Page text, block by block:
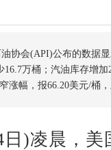
协会(API)公布的数据
万桶；汽油库存增
涨幅，报66.20美元/桶
)凌晨，美